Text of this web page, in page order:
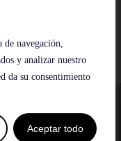
de navegación,
y analizar nuestro
da su consentimiento
Aceptar todo
Desarrollado por